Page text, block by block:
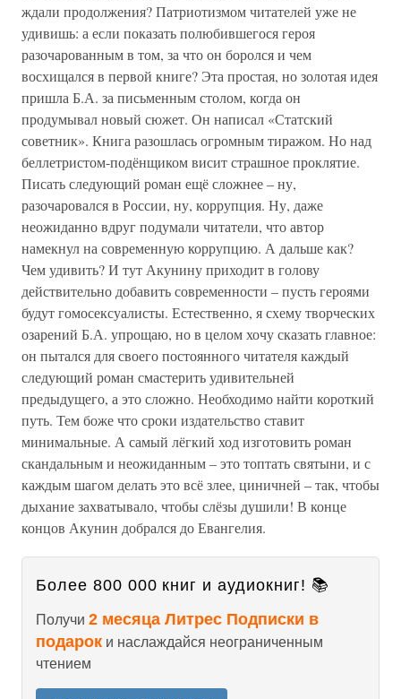
ждали продолжения? Патриотизмом читателей уже не
удивишь: а если показать полюбившегося героя
разочарованным в том, за что он боролся и чем
восхищался в первой книге? Эта простая, но золотая идея
пришла Б.А. за письменным столом, когда он
продумывал новый сюжет. Он написал «Статский
советник». Книга разошлась огромным тиражом. Но над
беллетристом-подёнщиком висит страшное проклятие.
Писать следующий роман ещё сложнее – ну,
разочаровался в России, ну, коррупция. Ну, даже
неожиданно вдруг подумали читатели, что автор
намекнул на современную коррупцию. А дальше как?
Чем удивить? И тут Акунину приходит в голову
действительно добавить современности – пусть героями
будут гомосексуалисты. Естественно, я схему творческих
озарений Б.А. упрощаю, но в целом хочу сказать главное:
он пытался для своего постоянного читателя каждый
следующий роман смастерить удивительней
предыдущего, а это сложно. Необходимо найти короткий
путь. Тем боже что сроки издательство ставит
минимальные. А самый лёгкий ход изготовить роман
скандальным и неожиданным – это топтать святыни, и с
каждым шагом делать это всё злее, циничней – так, чтобы
дыхание захватывало, чтобы слёзы душили! В конце
концов Акунин добрался до Евангелия.
Более 800 000 книг и аудиокниг! 📚
Получи 2 месяца Литрес Подписки в
подарок и наслаждайся неограниченным
чтением